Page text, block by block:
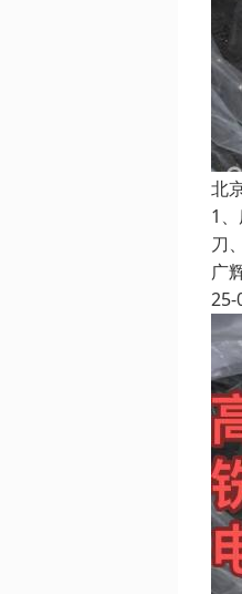
北
1
刀
广
25-